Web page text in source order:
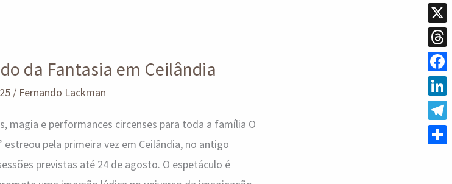
da Fantasia em Ceilândia
/ Fernando Lackman
e performances circenses para toda a família O
estreou pela primeira vez em Ceilândia, no antigo
previstas até 24 de agosto. O espetáculo é
X